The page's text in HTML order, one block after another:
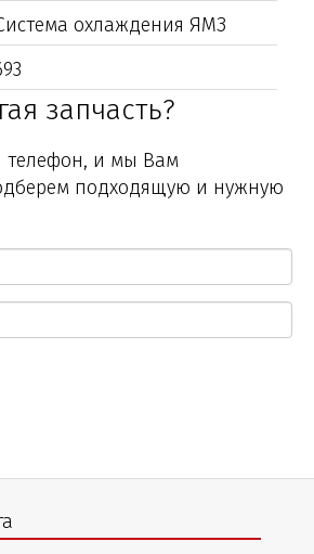
охлаждения ЯМЗ
запчасть?
телефон, и мы Вам
подходящую и нужную